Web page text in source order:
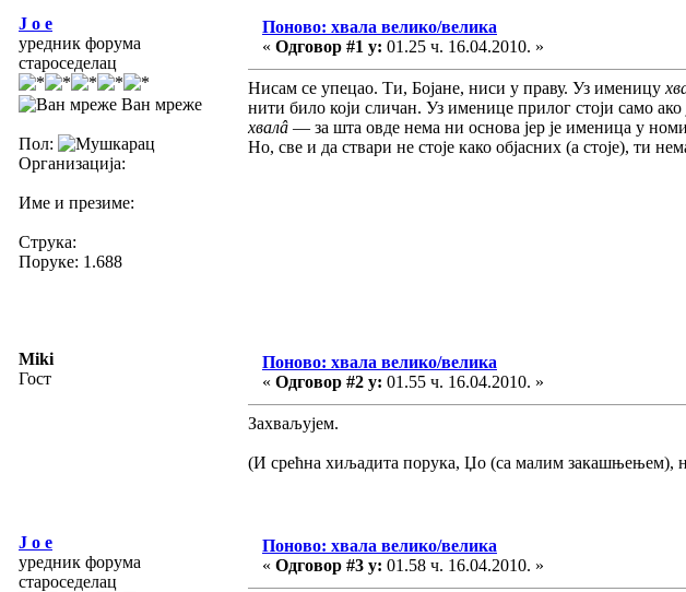
J o e
уредник форума
староседелац
Ван мреже
Пол:
Организација:
Име и презиме:
Струка:
Поруке: 1.688
Поново: хвала велико/велика
« Одговор #1 у: 01.25 ч. 16.04.2010. »
Нисам се упецао. Ти, Бојане, ниси у праву. Уз именицу
нити било који сличан. Уз именице прилог стоји само
хвалâ — за шта овде нема ни основа јер је именица у
Но, све и да ствари не стоје како објасних (а стоје), ти
Miki
Гост
Поново: хвала велико/велика
« Одговор #2 у: 01.55 ч. 16.04.2010. »
Захваљујем.
(И срећна хиљадита порука, Џо (са малим закашњењем),
J o e
уредник форума
староседелац
Поново: хвала велико/велика
« Одговор #3 у: 01.58 ч. 16.04.2010. »